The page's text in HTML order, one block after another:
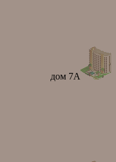
дом 7А